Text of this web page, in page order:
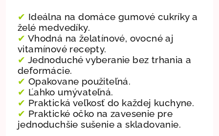
✔ Ideálna na domáce gumové cukríky a
želé medvedíky.
✔ Vhodná na želatínové, ovocné aj
vitamínové recepty.
✔ Jednoduché vyberanie bez trhania a
deformácie.
✔ Opakovane použiteľná.
✔ Ľahko umývateľná.
✔ Praktická veľkosť do každej kuchyne.
✔ Praktické očko na zavesenie pre
jednoduchšie sušenie a skladovanie.